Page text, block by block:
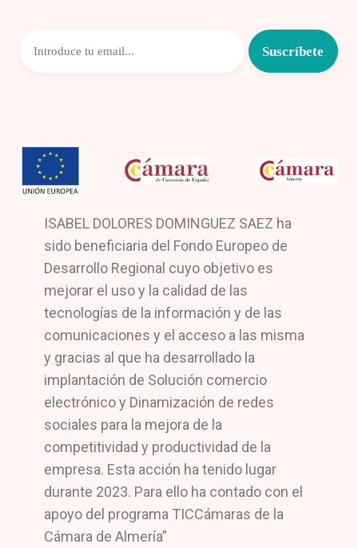
ISABEL DOLORES DOMINGUEZ SAEZ ha
sido beneficiaria del Fondo Europeo de
Desarrollo Regional cuyo objetivo es
mejorar el uso y la calidad de las
tecnologías de la información y de las
comunicaciones y el acceso a las misma
y gracias al que ha desarrollado la
implantación de Solución comercio
electrónico y Dinamización de redes
sociales para la mejora de la
competitividad y productividad de la
empresa. Esta acción ha tenido lugar
durante 2023. Para ello ha contado con el
apoyo del programa TICCámaras de la
Cámara de Almería”